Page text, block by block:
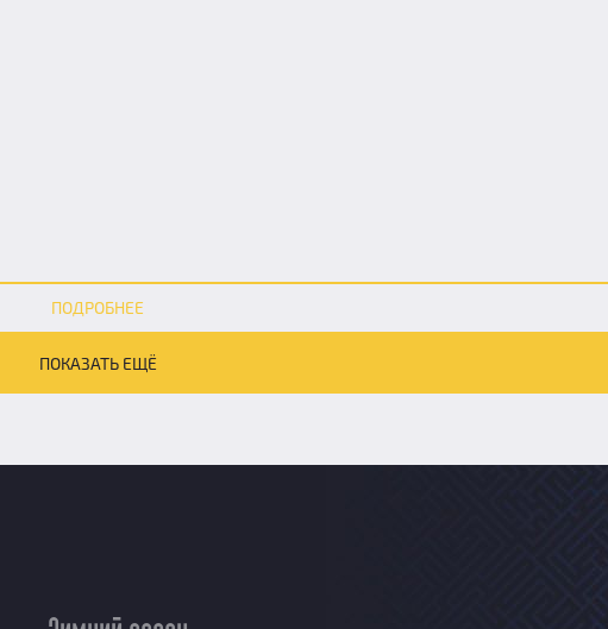
ПОДРОБНЕЕ
ПОКАЗАТЬ ЕЩЁ